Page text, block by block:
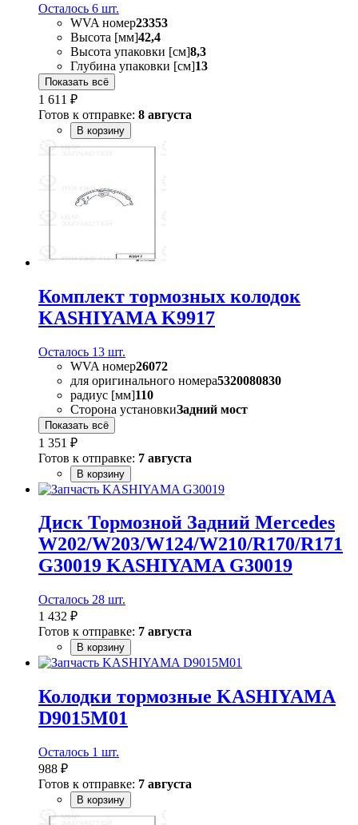
Осталось 6 шт.
WVA номер23353
Высота [мм]42,4
Высота упаковки [см]8,3
Глубина упаковки [см]13
Показать всё
1 611 ₽
Готов к отправке: 8 августа
В корзину
Комплект тормозных колодок
KASHIYAMA K9917
Осталось 13 шт.
WVA номер26072
для оригинального номера5320080830
радиус [мм]110
Сторона установкиЗадний мост
Показать всё
1 351 ₽
Готов к отправке: 7 августа
В корзину
Диск Тормозной Задний Mercedes
W202/W203/W124/W210/R170/R171
G30019 KASHIYAMA G30019
Осталось 28 шт.
1 432 ₽
Готов к отправке: 7 августа
В корзину
Колодки тормозные KASHIYAMA
D9015M01
Осталось 1 шт.
988 ₽
Готов к отправке: 7 августа
В корзину